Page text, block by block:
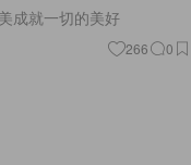
成就一切的美好
266 0